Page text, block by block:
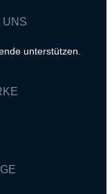
UNS
unterstützen.